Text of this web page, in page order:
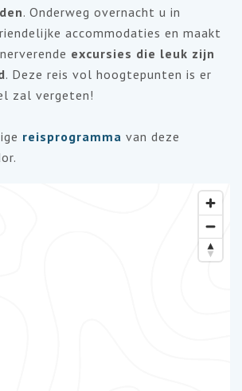
. Onderweg overnacht u in
accommodaties en maakt
excursies die leuk zijn
. Deze reis vol hoogtepunten is er
zal vergeten!
reisprogramma van deze